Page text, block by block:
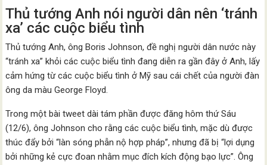
Thủ tướng Anh nói người dân nên ‘tránh
xa’ các cuộc biểu tình
Thủ tướng Anh, ông Boris Johnson, đề nghị người dân nước này
“tránh xa” khỏi các cuộc biểu tình đang diễn ra gần đây ở Anh, lấy
cảm hứng từ các cuộc biểu tình ở Mỹ sau cái chết của người đàn
ông da màu George Floyd.
Trong một bài tweet dài tám phần được đăng hôm thứ Sáu
(12/6), ông Johnson cho rằng các cuộc biểu tình, mặc dù được
thúc đẩy bởi “làn sóng phẫn nộ hợp pháp”, nhưng đã bị “lợi dụng
bởi những kẻ cực đoan nhằm mục đích kích động bạo lực”. Ông